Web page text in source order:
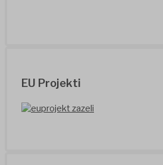
EU Projekti